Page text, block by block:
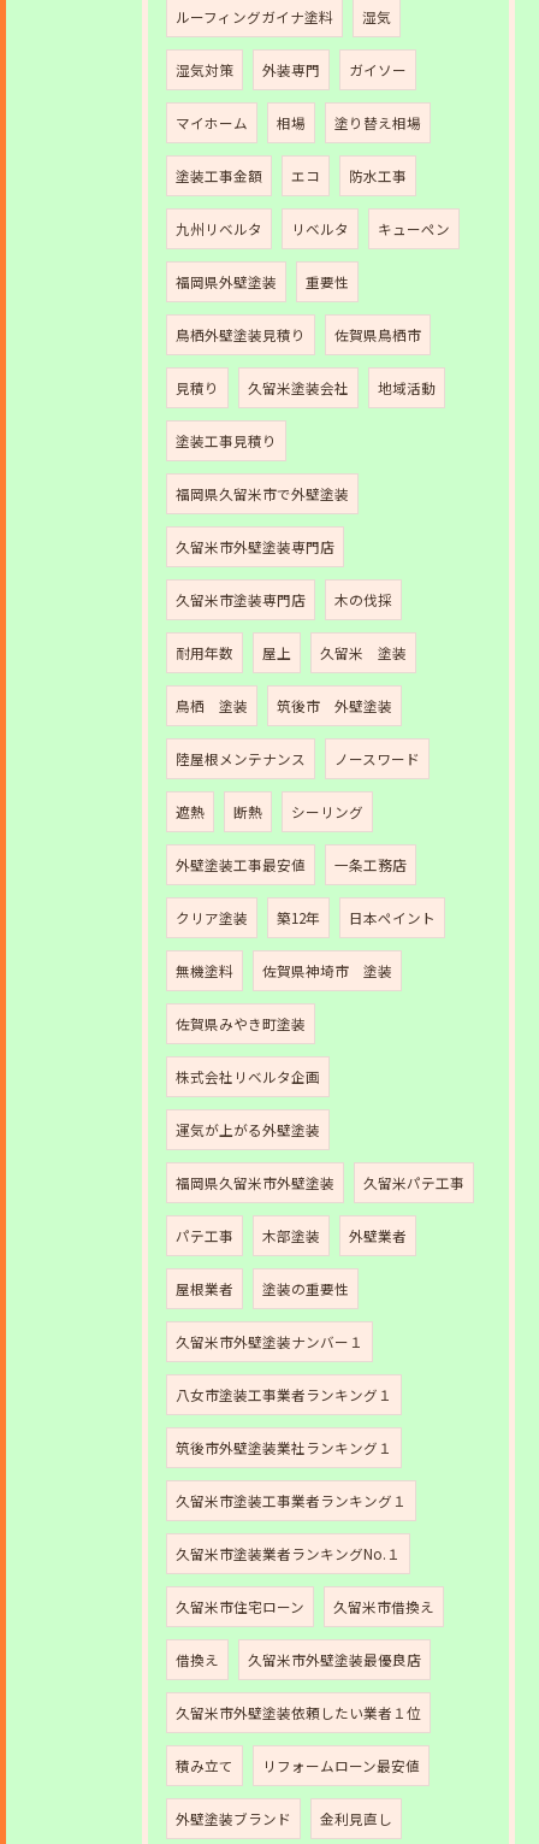
ルーフィングガイナ塗料 湿気
湿気対策 外装専門 ガイソー
マイホーム 相場 塗り替え相場
塗装工事金額 エコ 防水工事
九州リベルタ リベルタ キューペン
福岡県外壁塗装 重要性
鳥栖外壁塗装見積り 佐賀県鳥栖市
見積り 久留米塗装会社 地域活動
塗装工事見積り
福岡県久留米市で外壁塗装
久留米市外壁塗装専門店
久留米市塗装専門店 木の伐採
耐用年数 屋上 久留米 塗装
鳥栖 塗装 筑後市 外壁塗装
陸屋根メンテナンス ノースワード
遮熱 断熱 シーリング
外壁塗装工事最安値 一条工務店
クリア塗装 築12年 日本ペイント
無機塗料 佐賀県神埼市 塗装
佐賀県みやき町塗装
株式会社リベルタ企画
運気が上がる外壁塗装
福岡県久留米市外壁塗装 久留米パテ工事
パテ工事 木部塗装 外壁業者
屋根業者 塗装の重要性
久留米市外壁塗装ナンバー１
八女市塗装工事業者ランキング１
筑後市外壁塗装業社ランキング１
久留米市塗装工事業者ランキング１
久留米市塗装業者ランキングNo.１
久留米市住宅ローン 久留米市借換え
借換え 久留米市外壁塗装最優良店
久留米市外壁塗装依頼したい業者１位
積み立て リフォームローン最安値
外壁塗装ブランド 金利見直し